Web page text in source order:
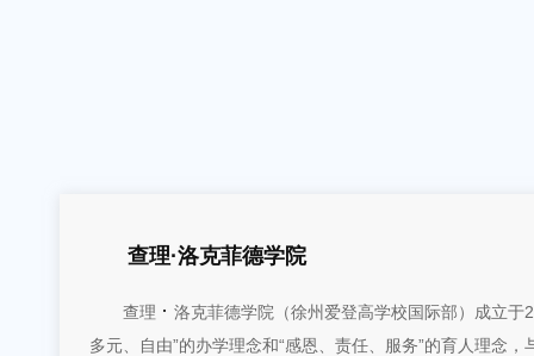
查理 · 洛克菲德学院（徐州爱登高学校国际部）成立于
多元、自由”的办学理念和“感恩、责任、服务”的育人理念
查理·洛克菲德学院